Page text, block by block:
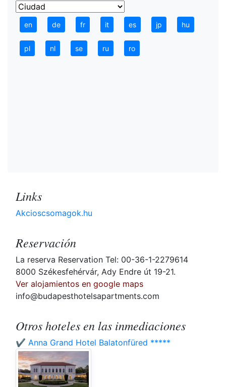
en de fr it es jp hu
pl nl se ru ro
Links
Akcioscsomagok.hu
Reservación
La reserva Reservation Tel: 00-36-1-2279614
8000 Székesfehérvár, Ady Endre út 19-21.
Ver alojamientos en google maps
info@budapesthotelsapartments.com
Otros hoteles en las inmediaciones
✔️ Anna Grand Hotel Balatonfüred *****